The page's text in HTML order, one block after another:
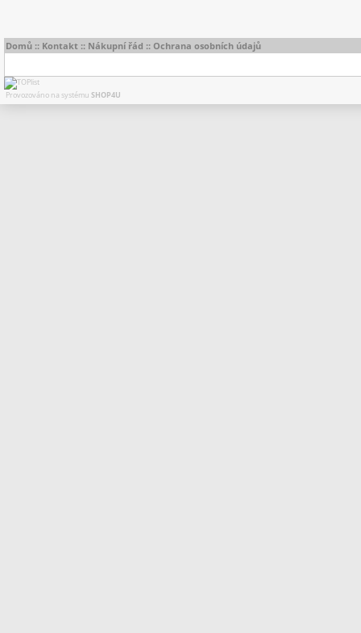
Domů :: Kontakt :: Nákupní řád :: Ochrana osobních údajů
Provozováno na systému SHOP4U